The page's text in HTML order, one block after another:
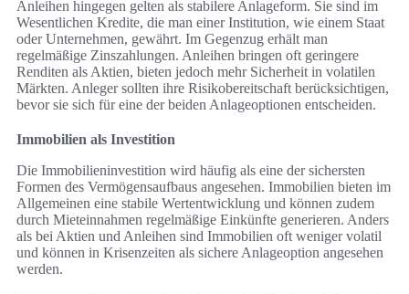
Anleihen hingegen gelten als stabilere Anlageform. Sie sind im
Wesentlichen Kredite, die man einer Institution, wie einem Staat
oder Unternehmen, gewährt. Im Gegenzug erhält man
regelmäßige Zinszahlungen. Anleihen bringen oft geringere
Renditen als Aktien, bieten jedoch mehr Sicherheit in volatilen
Märkten. Anleger sollten ihre Risikobereitschaft berücksichtigen,
bevor sie sich für eine der beiden Anlageoptionen entscheiden.
Immobilien als Investition
Die Immobilieninvestition wird häufig als eine der sichersten
Formen des Vermögensaufbaus angesehen. Immobilien bieten im
Allgemeinen eine stabile Wertentwicklung und können zudem
durch Mieteinnahmen regelmäßige Einkünfte generieren. Anders
als bei Aktien und Anleihen sind Immobilien oft weniger volatil
und können in Krisenzeiten als sichere Anlageoption angesehen
werden.